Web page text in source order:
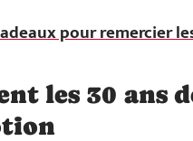
pour remercier
les 30 ans